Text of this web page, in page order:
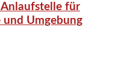
für
und Umgebung